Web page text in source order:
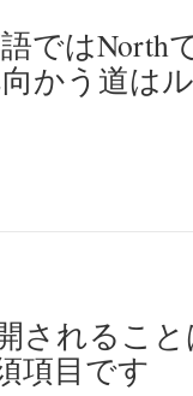
ではNorth
かう道は
されるこ
項目です